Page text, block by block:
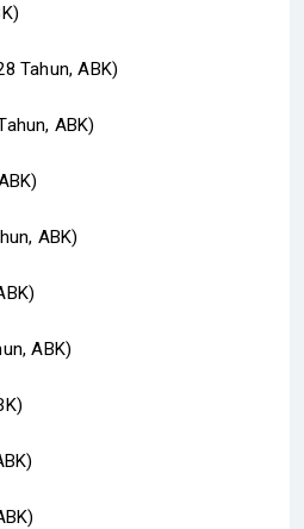
Tahun, ABK)
ABK)
ABK)
ABK)